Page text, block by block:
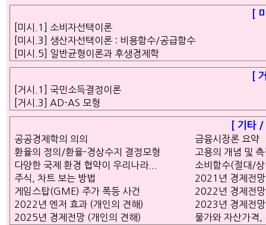
[
[미시.1] 소비자선택이론
[미시.3] 생산자선택이론 : 비용함수/공급함수
[미시.5] 일반균형이론과 후생경제학
[
[거시.1] 국민소득결정이론
[거시.3] AD-AS 모형
[ 기타
공공경제학의 의의
금융시장론 요약
환율의 정의/환율-경상수지 결정모형
고용의 개념 및
다양한 국제 환경 협약이 우리나라...
소비함수(절대/
주식, 차트 보는 방법
2021년 경제전
게임스탑(GME) 주가 폭등 사건
2022년 경제전
2022년 엔저 효과 (개인의 견해)
2023년 경제전
2025년 경제전망 (개인의 견해)
물가와 자산가격,